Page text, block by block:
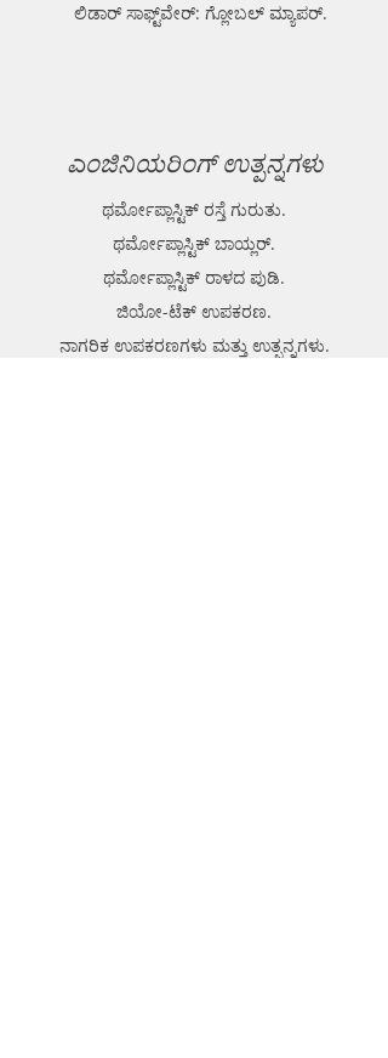
ಲಿಡಾರ್ ಸಾಫ್ಟ್‌ವೇರ್: ಗ್ಲೋಬಲ್ ಮ್ಯಾಪರ್.
ಎಂಜಿನಿಯರಿಂಗ್ ಉತ್ಪನ್ನಗಳು
ಥರ್ಮೋಪ್ಲಾಸ್ಟಿಕ್ ರಸ್ತೆ ಗುರುತು.
ಥರ್ಮೋಪ್ಲಾಸ್ಟಿಕ್ ಬಾಯ್ಲರ್.
ಥರ್ಮೋಪ್ಲಾಸ್ಟಿಕ್ ರಾಳದ ಪುಡಿ.
ಜಿಯೋ-ಟೆಕ್ ಉಪಕರಣ.
ನಾಗರಿಕ ಉಪಕರಣಗಳು ಮತ್ತು ಉತ್ಪನ್ನಗಳು.